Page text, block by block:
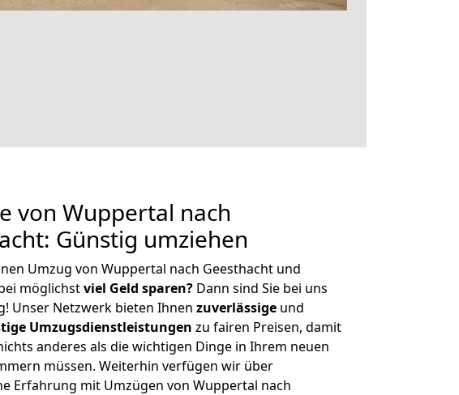
von Wuppertal nach
Günstig umziehen
Umzug von Wuppertal nach Geesthacht und
möglichstviel Geld sparen? Dann sind Sie bei uns
Unser Netzwerk bieten Ihnen zuverlässige und
Umzugsdienstleistungen zu fairen Preisen, damit
anderes als die wichtigen Dinge in Ihrem neuen
müssen. Weiterhin verfügen wir über
Erfahrung mit Umzügen von Wuppertal nach